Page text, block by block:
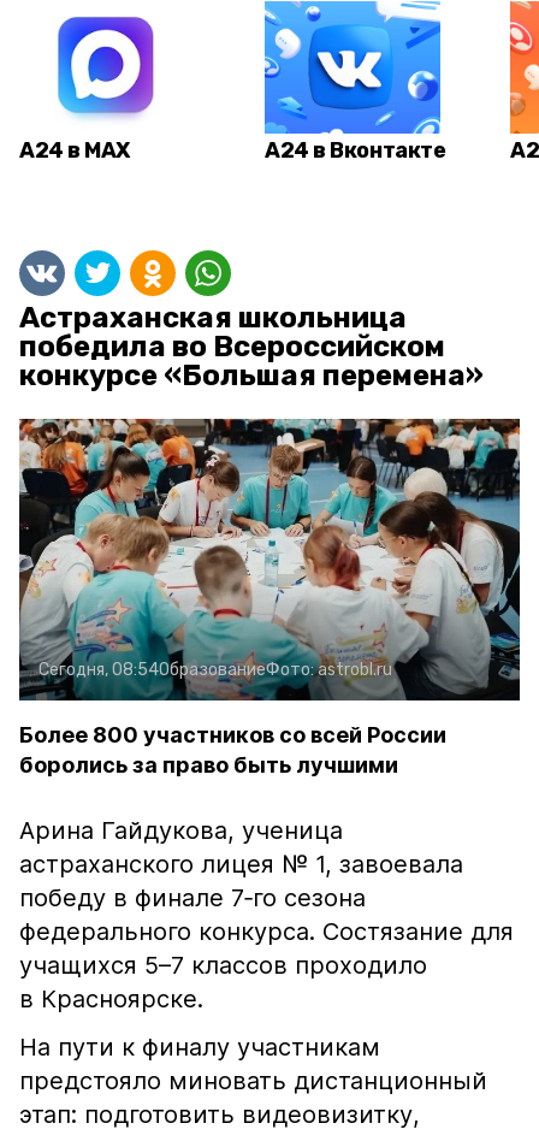
А24 в MAX А24 в Вконтакте
Астраханская школьница
победила во Всероссийском
конкурсе «Большая перемена»
Сегодня, 08:54ОбразованиеФото:astrobl.ru
Более 800 участников со всей России
боролись за право быть лучшими
Арина Гайдукова, ученица
астраханского лицея № 1, завоевала
победу в финале 7‑го сезона
федерального конкурса. Состязание для
учащихся 5–7 классов проходило
в Красноярске.
На пути к финалу участникам
предстояло миновать дистанционный
этап: подготовить видеовизитку,